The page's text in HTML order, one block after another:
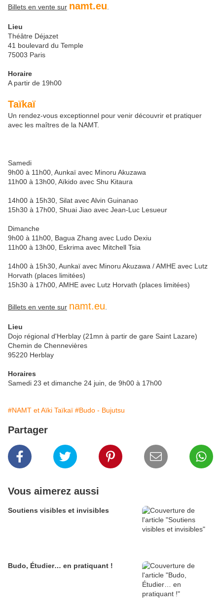
Billets en vente sur namt.eu
Lieu
Théâtre Déjazet
41 boulevard du Temple
75003 Paris
Horaire
A partir de 19h00
Taïkaï
Un rendez-vous exceptionnel pour venir découvrir et pratiquer
avec les maîtres de la NAMT.
Samedi
9h00 à 11h00, Aunkaï avec Minoru Akuzawa
11h00 à 13h00, Aïkido avec Shu Kitaura
14h00 à 15h30, Silat avec Alvin Guinanao
15h30 à 17h00, Shuai Jiao avec Jean-Luc Lesueur
Dimanche
9h00 à 11h00, Bagua Zhang avec Ludo Dexiu
11h00 à 13h00, Eskrima avec Mitchell Tsia
14h00 à 15h30, Aunkaï avec Minoru Akuzawa / AMHE avec Lutz
Horvath (places limitées)
15h30 à 17h00, AMHE avec Lutz Horvath (places limitées)
Billets en vente sur namt.eu
Lieu
Dojo régional d'Herblay (21mn à partir de gare Saint Lazare)
Chemin de Chennevières
95220 Herblay
Horaires
Samedi 23 et dimanche 24 juin, de 9h00 à 17h00
#NAMT et Aïki Taïkaï #Budo - Bujutsu
Partager
Vous aimerez aussi
Soutiens visibles et invisibles
Budo, Étudier… en pratiquant !